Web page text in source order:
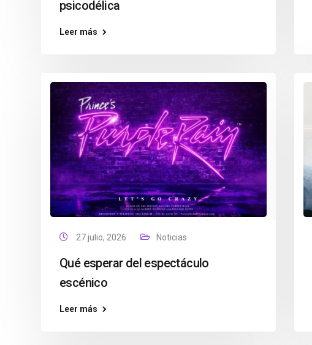
psicodélica
Leer más
27 julio, 2026 Noticias
Qué esperar del espectáculo
escénico
Leer más